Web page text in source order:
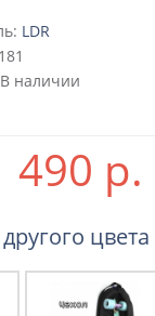
LDR
наличии
490 р.
цвета